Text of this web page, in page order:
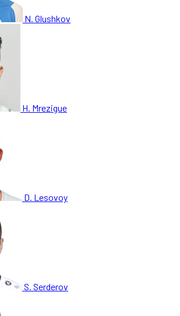
N. Glushkov
H. Mrezigue
D. Lesovoy
S. Serderov